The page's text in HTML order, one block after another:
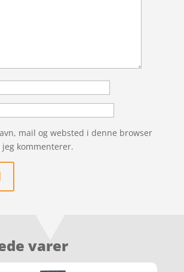
mail og websted i denne browser
kommenterer.
varer